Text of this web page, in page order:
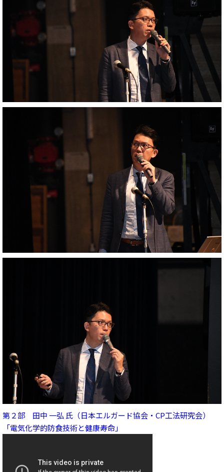
第２部 田中 一弘 氏（日本エルガード協会・CP工法研究会）
「電気化学的防食技術と健康寿命」